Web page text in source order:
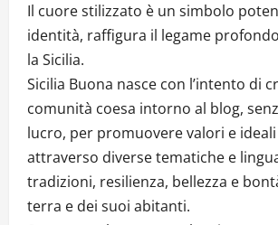
Il cuore stilizzato è un simbolo
identità, raffigura il legame
la Sicilia.
Sicilia Buona nasce con l’intento di
comunità coesa intorno al blog,
lucro, per promuovere valori e
attraverso diverse tematiche e
tradizioni, resilienza, bellezza e
terra e dei suoi abitanti.